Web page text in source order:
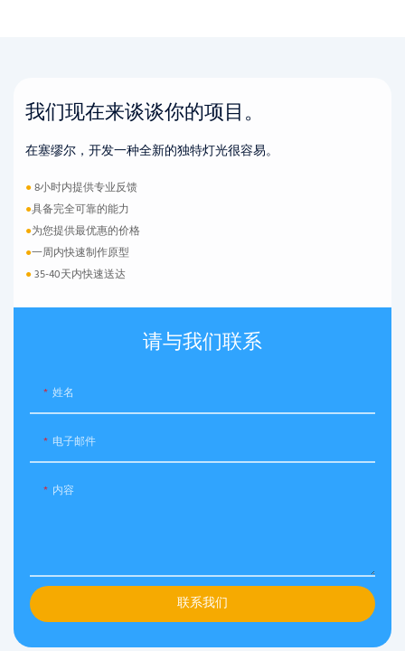
我们现在来谈谈你的项目。
在塞缪尔，开发一种全新的独特灯光很容易。
●8小时内提供专业反馈
●具备完全可靠的能力
●为您提供最优惠的价格
●一周内快速制作原型
●35-40天内快速送达
请与我们联系
姓名
电子邮件
内容
联系我们